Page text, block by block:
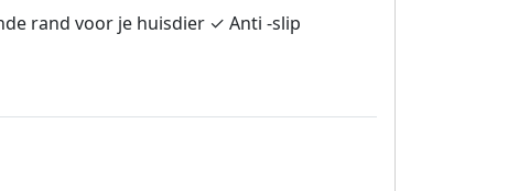
rand voor je huisdier ✓ Anti -slip